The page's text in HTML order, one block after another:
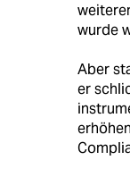
wurde
Aber
er